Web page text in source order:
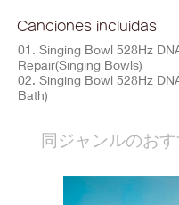
Canciones incluidas
01. Singing Bowl 528Hz
Repair(Singing Bowls)
02. Singing Bowl 528Hz
Bath)
同ジャンルのお